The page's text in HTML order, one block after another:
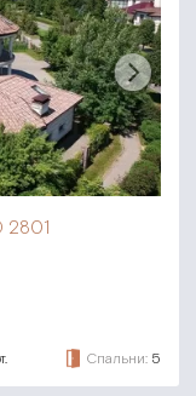
2801
Спальни: 5